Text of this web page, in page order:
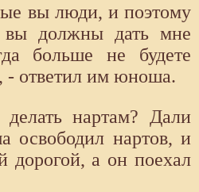
вы люди, и поэтому
должны дать мне
больше не будете
- ответил им юноша.
делать нартам? Дали
освободил нартов, и
дорогой, а он поехал